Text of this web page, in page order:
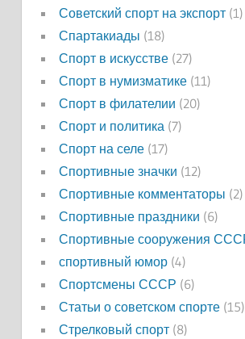
Советский спорт на экспорт(1)
Спартакиады (18)
Спорт в искусстве(27)
Спорт в нумизматике(11)
Спорт в филателии (20)
Спорт и политика(7)
Спорт на селе(17)
Спортивные значки (12)
Спортивные комментаторы (2)
Спортивные праздники (6)
Спортивные сооружения
спортивный юмор(4)
Спортсмены СССР (6)
Статьи о советском спорте(15)
Стрелковый спорт(8)